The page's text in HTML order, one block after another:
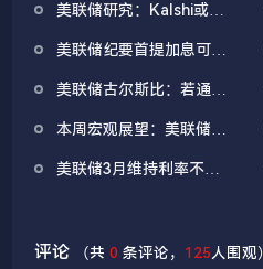
美联储研究：Kalshi或可
工具
美联储纪要首提加息可
向分歧显著
美联储古尔斯比：若通胀
本周宏观展望：美联储纪
法院或就特朗普关税案发
美联储3月维持利率不变
评论 （共0 条评论， 125人围观